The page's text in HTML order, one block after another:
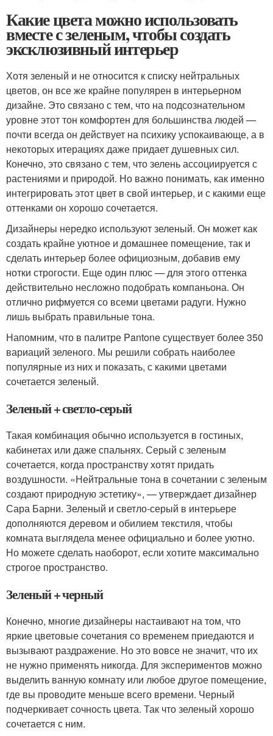
Какие цвета можно использовать
вместе с зеленым, чтобы создать
эксклюзивный интерьер
Хотя зеленый и не относится к списку нейтральных
цветов, он все же крайне популярен в интерьерном
дизайне. Это связано с тем, что на подсознательном
уровне этот тон комфортен для большинства людей —
почти всегда он действует на психику успокаивающе, а в
некоторых итерациях даже придает душевных сил.
Конечно, это связано с тем, что зелень ассоциируется с
растениями и природой. Но важно понимать, как именно
интегрировать этот цвет в свой интерьер, и с какими еще
оттенками он хорошо сочетается.
Дизайнеры нередко используют зеленый. Он может как
создать крайне уютное и домашнее помещение, так и
сделать интерьер более официозным, добавив ему
нотки строгости. Еще один плюс — для этого оттенка
действительно несложно подобрать компаньона. Он
отлично рифмуется со всеми цветами радуги. Нужно
лишь выбрать правильные тона.
Напомним, что в палитре Pantone существует более 350
вариаций зеленого. Мы решили собрать наиболее
популярные из них и показать, с какими цветами
сочетается зеленый.
Зеленый + светло-серый
Такая комбинация обычно используется в гостиных,
кабинетах или даже спальнях. Серый с зеленым
сочетается, когда пространству хотят придать
воздушности. «Нейтральные тона в сочетании с зеленым
создают природную эстетику», — утверждает дизайнер
Сара Барни. Зеленый и светло-серый в интерьере
дополняются деревом и обилием текстиля, чтобы
комната выглядела менее официально и более уютно.
Но можете сделать наоборот, если хотите максимально
строгое пространство.
Зеленый + черный
Конечно, многие дизайнеры настаивают на том, что
яркие цветовые сочетания со временем приедаются и
вызывают раздражение. Но это вовсе не значит, что их
не нужно применять никогда. Для экспериментов можно
выделить ванную комнату или любое другое помещение,
где вы проводите меньше всего времени. Черный
подчеркивает сочность цвета. Так что зеленый хорошо
сочетается с ним.